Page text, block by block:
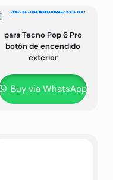
para Tecno Pop 6 Pro
botón de encendido
exterior
Buy via WhatsApp